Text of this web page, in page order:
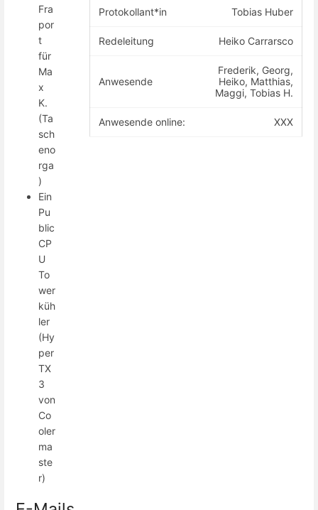
Protokollant*in Tobias Huber
Redeleitung Heiko Carrarsco
Anwesende
Frederik, Georg,
Heiko, Matthias,
Maggi, Tobias H.
Anwesende online: XXX
Fra
por
t
für
Ma
x
K.
(Ta
sch
eno
rga
)
Ein
Pu
blic
CP
U
To
wer
küh
ler
(Hy
per
TX
3
von
Co
oler
ma
ste
r)